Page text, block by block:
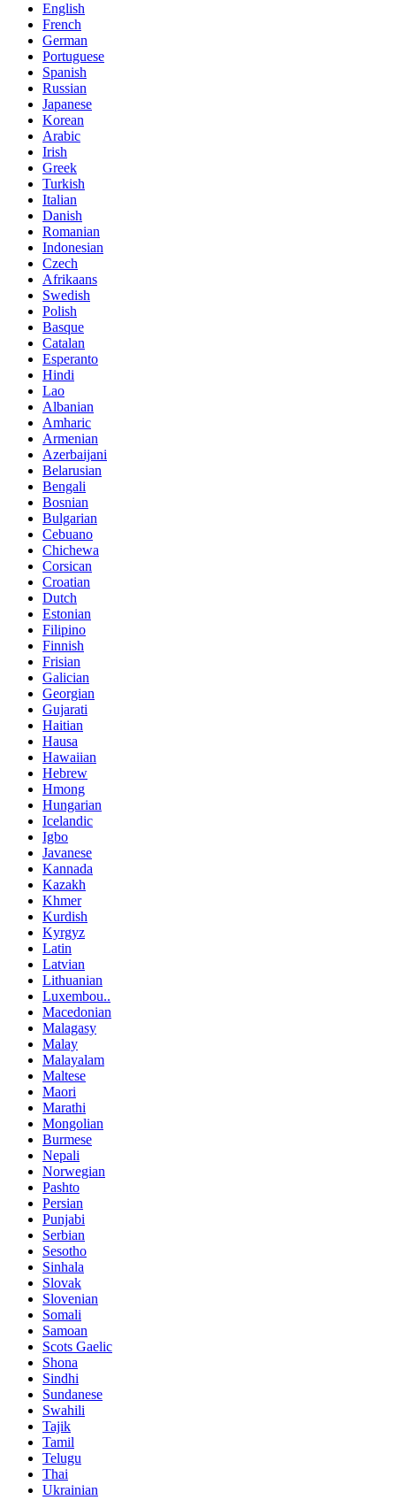
English
French
German
Portuguese
Spanish
Russian
Japanese
Korean
Arabic
Irish
Greek
Turkish
Italian
Danish
Romanian
Indonesian
Czech
Afrikaans
Swedish
Polish
Basque
Catalan
Esperanto
Hindi
Lao
Albanian
Amharic
Armenian
Azerbaijani
Belarusian
Bengali
Bosnian
Bulgarian
Cebuano
Chichewa
Corsican
Croatian
Dutch
Estonian
Filipino
Finnish
Frisian
Galician
Georgian
Gujarati
Haitian
Hausa
Hawaiian
Hebrew
Hmong
Hungarian
Icelandic
Igbo
Javanese
Kannada
Kazakh
Khmer
Kurdish
Kyrgyz
Latin
Latvian
Lithuanian
Luxembou..
Macedonian
Malagasy
Malay
Malayalam
Maltese
Maori
Marathi
Mongolian
Burmese
Nepali
Norwegian
Pashto
Persian
Punjabi
Serbian
Sesotho
Sinhala
Slovak
Slovenian
Somali
Samoan
Scots Gaelic
Shona
Sindhi
Sundanese
Swahili
Tajik
Tamil
Telugu
Thai
Ukrainian